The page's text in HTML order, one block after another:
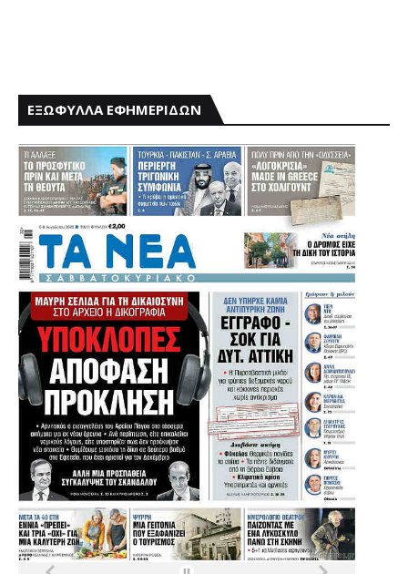
ΕΞΩΦΥΛΛΑ ΕΦΗΜΕΡΙΔΩΝ